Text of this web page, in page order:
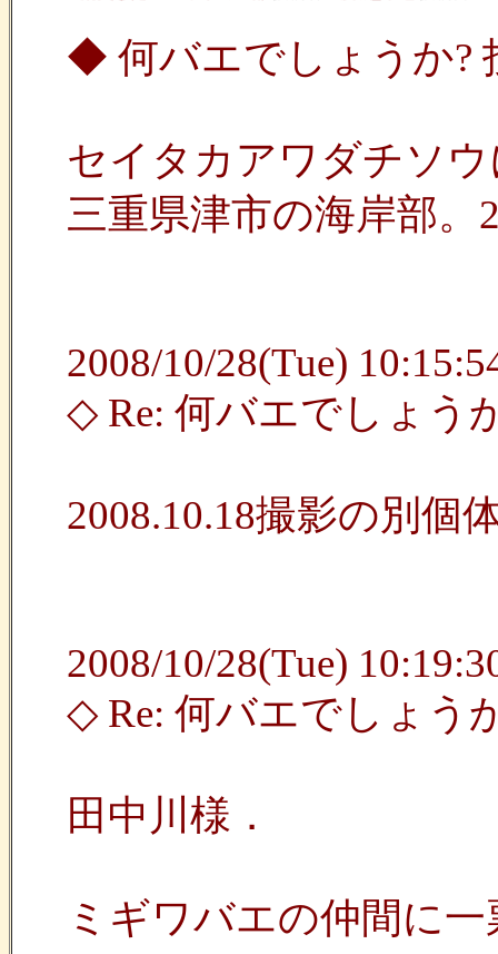
◆ 何バエでしょうか?
セイタカアワダチソ
三重県津市の海岸部。
2008/10/28(Tue)
◇ Re: 何バエでしょう
2008.10.18撮影の別個
2008/10/28(Tue)
◇ Re: 何バエでしょう
田中川様．
ミギワバエの仲間に一